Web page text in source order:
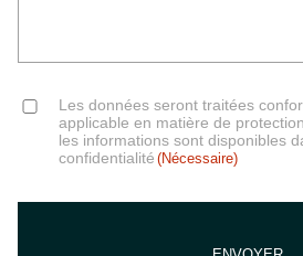
(Nécessaire)
Les données seront traitées
applicable en matière de
les informations sont disponibles
confidentialité (Nécessaire)